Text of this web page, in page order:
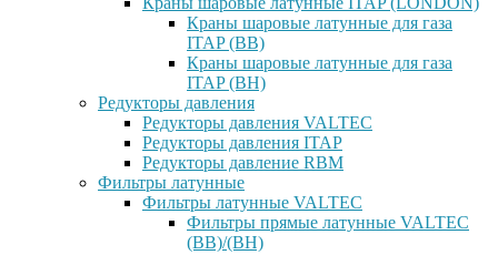
Краны шаровые латунные для газа
ITAP (ВВ)
Краны шаровые латунные для газа
ITAP (ВН)
Редукторы давления
Редукторы давления VALTEC
Редукторы давления ITAP
Редукторы давление RBM
Фильтры латунные
Фильтры латунные VALTEC
Фильтры прямые латунные VALTEC
(ВВ)/(ВН)